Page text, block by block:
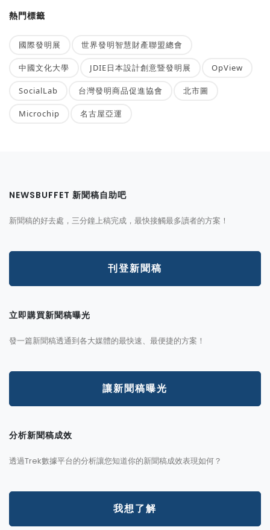
熱門標籤
國際發明展 世界發明智慧財產聯盟總會
中國文化大學 JDIE日本設計創意暨發明展 OpView
SocialLab 台灣發明商品促進協會 北市圖
Microchip 名古屋亞運
NEWSBUFFET 新聞稿自助吧
新聞稿的好去處，三分鐘上稿完成，最快接觸最多讀者的方案！
刊登新聞稿
立即購買新聞稿曝光
發一篇新聞稿透通到各大媒體的最快速、最便捷的方案！
讓新聞稿曝光
分析新聞稿成效
透過Trek數據平台的分析讓您知道你的新聞稿成效表現如何？
我想了解